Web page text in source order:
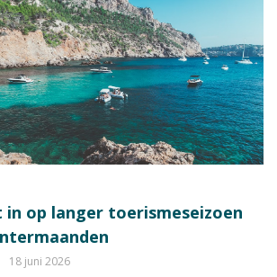
in op langer toerismeseizoen
18 juni 2026